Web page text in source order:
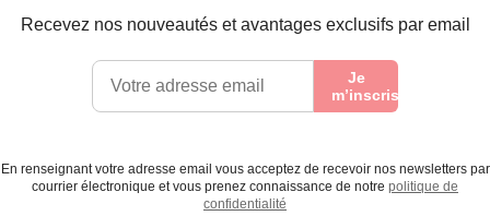
Recevez nos nouveautés et avantages exclusifs par email
Je
m’inscris
En renseignant votre adresse email vous acceptez de recevoir nos newsletters par
courrier électronique et vous prenez connaissance de notre politique de
confidentialité